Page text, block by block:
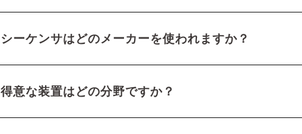
シーケンサはどのメーカーを使われますか？
得意な装置はどの分野ですか？